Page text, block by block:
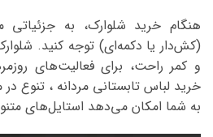
هنگام خرید شلوارک، به
(کش‌دار یا دکمه‌ای) توجه کنید.
و کمر راحت، برای فعالیت‌های
خرید لباس تابستانی مردانه ، تنوع
به شما امکان می‌دهد استایل‌های